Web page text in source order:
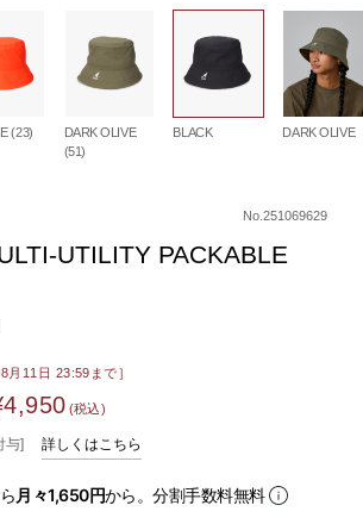
(23)
DARK OLIVE
(51)
BLACK DARK OLIVE
No.251069629
UTILITY PACKABLE
月11日 23:59まで］
(税込)
与] 詳しくはこちら
月々1,650円から。分割手数料無料